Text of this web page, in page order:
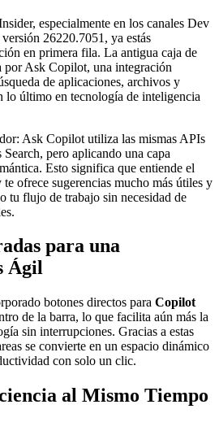
especialmente en los canales Dev
26220.7051, ya estás
en primera fila. La antigua caja de
por Ask Copilot, una integración
de aplicaciones, archivos y
lo último en tecnología de inteligencia
Ask Copilot utiliza las mismas APIs
pero aplicando una capa
Esto significa que entiende el
ofrece sugerencias mucho más útiles y
tu flujo de trabajo sin necesidad de
para una
Ágil
botones directos para Copilot
de la barra, lo que facilita aún más la
sin interrupciones. Gracias a estas
se convierte en un espacio dinámico
con solo un clic.
al Mismo Tiempo